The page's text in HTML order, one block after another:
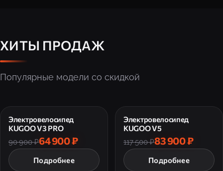
ХИТЫ ПРОДАЖ
Популярные модели со скидкой
Электровелосипед
KUGOO V3 PRO
90 900 ₽64 900 ₽
Подробнее
Электровелосипед
KUGOO V5
117 500 ₽83 900 ₽
Подробнее